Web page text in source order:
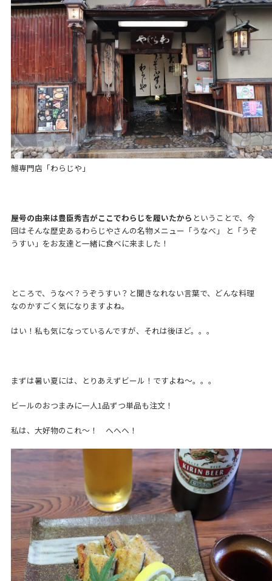
鰻専門店「わらじや」
屋号の由来は豊臣秀吉がここでわらじを履いたから ということで、今
回はそんな歴史あるわらじやさんの名物メニュー「うなべ」 と「うぞ
うすい」をお友達と一緒に食べに来ました！
ところで、うなべ？うぞうすい？と聞きなれない言葉で、どんな料理
なのかすごく気になりますよね。
はい！私も気になっているんですが、それは後ほど。。。
まずは暑い夏には、とりあえずビール！ですよね～。。。
ビールのおつまみに一人1品ずつ単品も注文！
私は、大好物のこれ～！ へへへ！